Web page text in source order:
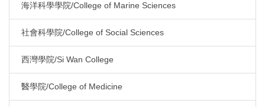
海洋科學學院/College of Marine Sciences
社會科學院/College of Social Sciences
西灣學院/Si Wan College
醫學院/College of Medicine